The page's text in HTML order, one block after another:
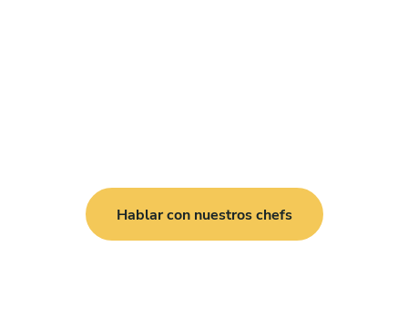
Hablar con nuestros chefs